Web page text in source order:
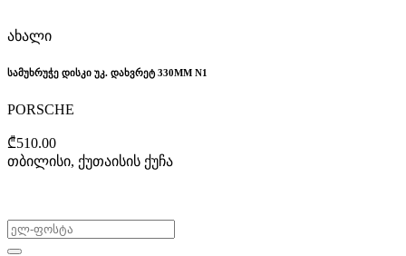
ახალი
სამუხრუჭე დისკი უკ. დახვრეტ 330MM N1
PORSCHE
₾510.00
თბილისი, ქუთაისის ქუჩა